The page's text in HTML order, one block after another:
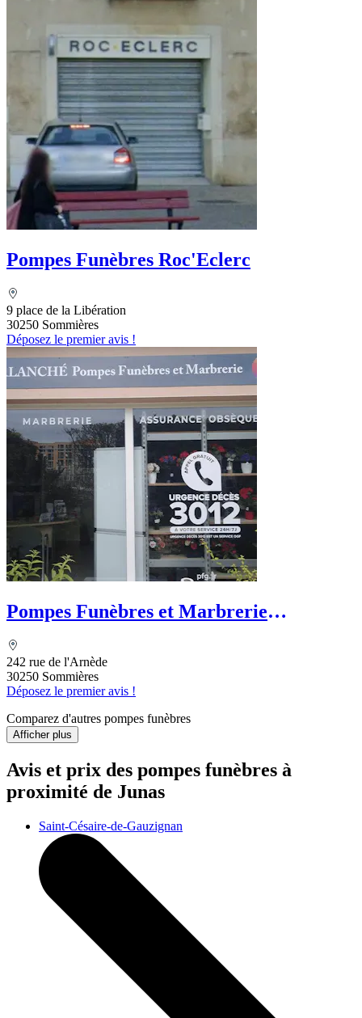
Pompes Funèbres Roc'Eclerc
9 place de la Libération
30250 Sommières
Déposez le premier avis !
Pompes Funèbres et Marbrerie
242 rue de l'Arnède
30250 Sommières
Déposez le premier avis !
Comparez d'autres pompes funèbres
Afficher plus
Avis et prix des pompes funèbres à
proximité de Junas
Saint-Césaire-de-Gauzignan